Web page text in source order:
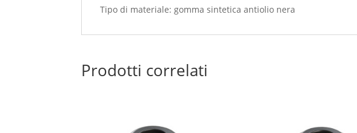
Tipo di materiale: gomma sintetica antiolio nera
Prodotti correlati